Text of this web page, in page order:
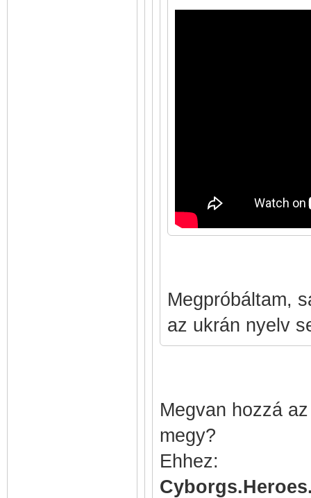
Megpróbáltam,
az ukrán nyelv
Megvan hozzá
megy?
Ehhez: